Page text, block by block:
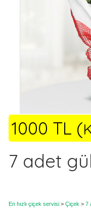
1000 TL (
7 adet
En hızlı çiçek servisi > Çiçek > 7